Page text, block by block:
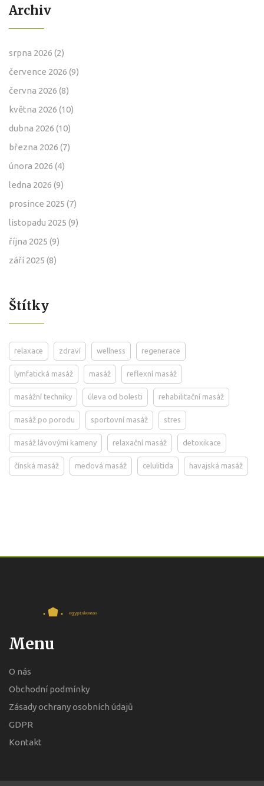
Archiv
srpna 2026 (2)
července 2026 (9)
června 2026 (8)
května 2026 (10)
dubna 2026 (10)
března 2026 (7)
února 2026 (4)
ledna 2026 (9)
prosince 2025 (7)
listopadu 2025 (9)
října 2025 (9)
září 2025 (8)
Štítky
relaxace zdraví wellness regenerace
lymfatická masáž masáž reflexní masáž
masážní techniky úleva od bolesti rehabilitační masáž
masáž po porodu sportovní masáž stres
masáž lávovými kameny relaxační masáž detoxikace
čínská masáž medová masáž celulitida havajská masáž
Menu
O nás
Obchodní podmínky
Zásady ochrany osobních údajů
GDPR
Kontakt